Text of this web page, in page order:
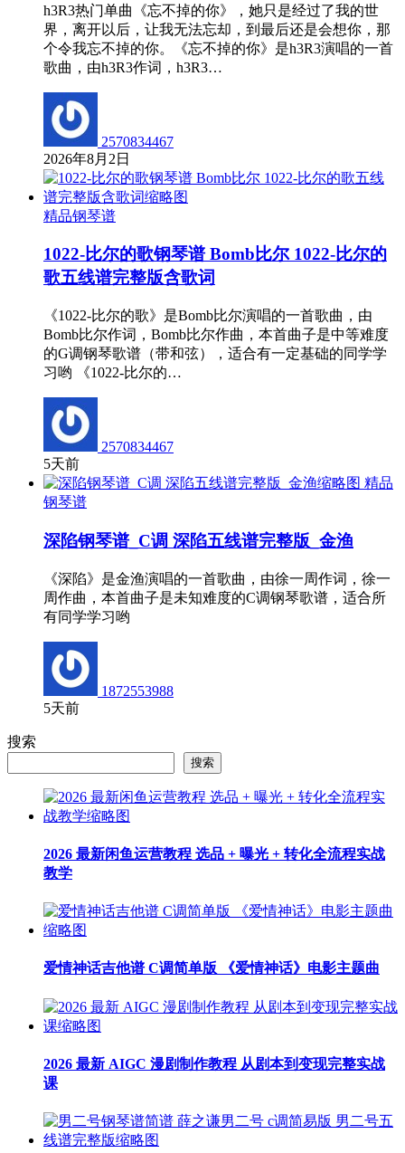
h3R3热门单曲《忘不掉的你》，她只是经过了我的世
界，离开以后，让我无法忘却，到最后还是会想你，那
个令我忘不掉的你。《忘不掉的你》是h3R3演唱的一首
歌曲，由h3R3作词，h3R3…
2570834467
2026年8月2日
精品钢琴谱
1022-比尔的歌钢琴谱 Bomb比尔 1022-比尔的
歌五线谱完整版含歌词
《1022-比尔的歌》是Bomb比尔演唱的一首歌曲，由
Bomb比尔作词，Bomb比尔作曲，本首曲子是中等难度
的G调钢琴歌谱（带和弦），适合有一定基础的同学学
习哟 《1022-比尔的…
2570834467
5天前
精品
钢琴谱
深陷钢琴谱_C调 深陷五线谱完整版_金渔
《深陷》是金渔演唱的一首歌曲，由徐一周作词，徐一
周作曲，本首曲子是未知难度的C调钢琴歌谱，适合所
有同学学习哟
1872553988
5天前
搜索
搜索
2026 最新闲鱼运营教程 选品 + 曝光 + 转化全流程实战
教学
爱情神话吉他谱 C调简单版 《爱情神话》电影主题曲
2026 最新 AIGC 漫剧制作教程 从剧本到变现完整实战
课